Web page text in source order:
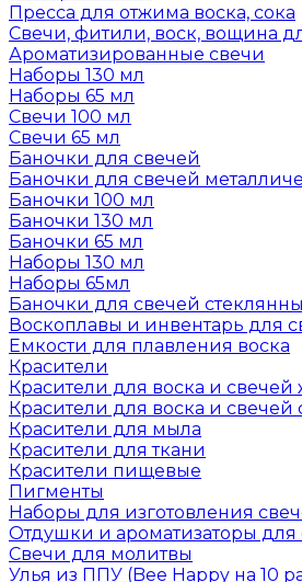
Пресса для отжима воска, сока
Свечи, фитили, воск, вощина
Ароматизированные свечи
Наборы 130 мл
Наборы 65 мл
Свечи 100 мл
Свечи 65 мл
Баночки для свечей
Баночки для свечей
Баночки 100 мл
Баночки 130 мл
Баночки 65 мл
Наборы 130 мл
Наборы 65мл
Баночки для свечей
Воскоплавы и инвентарь для
Емкости для плавления воска
Красители
Красители для воска и
Красители для воска и свечей
Красители для мыла
Красители для ткани
Красители пищевые
Пигменты
Наборы для изготовления
Отдушки и ароматизаторы
Свечи для молитвы
Улья из ППУ (Bee Happy на 10